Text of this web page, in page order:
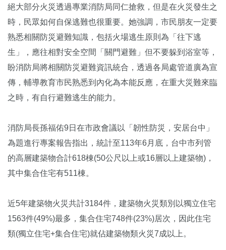
絕大部分火災透過專業消防局同仁搶救，但是在火災發生之
時，民眾如何自保逃難也很重要。她強調，市民朋友一定要
熟悉相關防災避難知識，包括火場逃生原則為「往下逃
生」，應往相對安全空間「關門避難」但不要躲到浴室等，
盼消防局將相關防災避難資訊統合，透過各局處管道廣為宣
傳，輔導教育市民熟悉到內化為本能反應，在重大災難來臨
之時，有自行避難逃生的能力。
消防局長孫福佑9日在市政會議以「韌性防災，安居台中」
為題進行專案報告指出，統計至113年6月底，台中市列管
的高層建築物合計618棟(50公尺以上或16層以上建築物)，
其中集合住宅有511棟。
近5年建築物火災共計3184件，建築物火災類別以獨立住宅
1563件(49%)最多，集合住宅748件(23%)居次，因此住宅
類(獨立住宅+集合住宅)就佔建築物類火災7成以上。